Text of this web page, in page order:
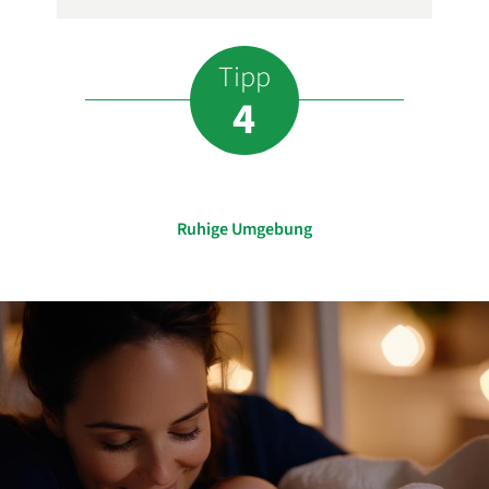
Tipp
4
Ruhige Umgebung